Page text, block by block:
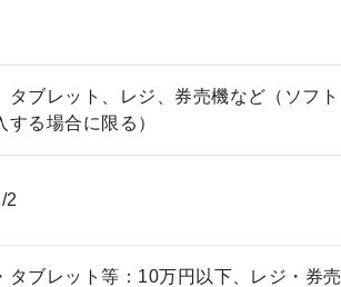
ブレット、レジ、券売機など（ソフト
る場合に限る）
2
タブレット等：10万円以下、レジ・券売